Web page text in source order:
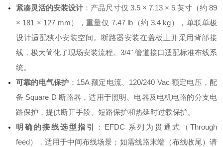
紧凑灵活的安装设计 ：产品尺寸仅 3.5 × 7.13 × 5 英寸（约 89
× 181 × 127 mm），重量仅 7.47 lb（约 3.4 kg），单联单极
设计适配狭小安装空间 。断路器安装在盖板上并采用背部接
线，极大简化了现场安装流程。3/4" 管道接口适配标准布线系
统。
可靠的电气保护 ：15A 额定电流、120/240 Vac 额定电压，配
备 Square D 断路器，适用于照明、电器及电机电路的分支电
路保护，提供断开手段、短路保护和热延时过载保护。
明确的接线选型指引
：EFDC 系列为贯通式（Through
feed），适用于中间布线场景；如需线路末端（布线收尾）请